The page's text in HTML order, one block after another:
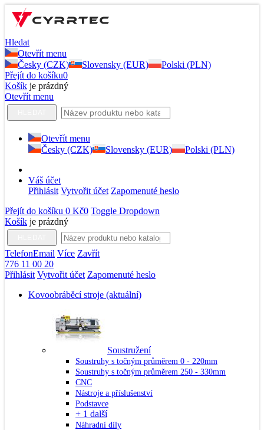
Hledat
Otevřít menu
Česky (CZK)
Slovensky (EUR)
Polski (PLN)
Přejít do košíku0
Košík je prázdný
Otevřít menu
Otevřít menu
Česky (CZK)
Slovensky (EUR) Polski (PLN)
Váš účet
Přihlásit Vytvořit účet Zapomenuté heslo
Přejít do košíku 0 Kč0 Toggle Dropdown
Košík je prázdný
TelefonEmail Více Zavřít
776 11 00 20
Přihlásit Vytvořit účet Zapomenuté heslo
Kovoobráběcí stroje (aktuální)
Soustružení
Soustruhy s točným průměrem 0 - 220mm
Soustruhy s točným průměrem 250 - 330mm
CNC
Nástroje a příslušenství
Podstavce
+ 1 další
Náhradní díly